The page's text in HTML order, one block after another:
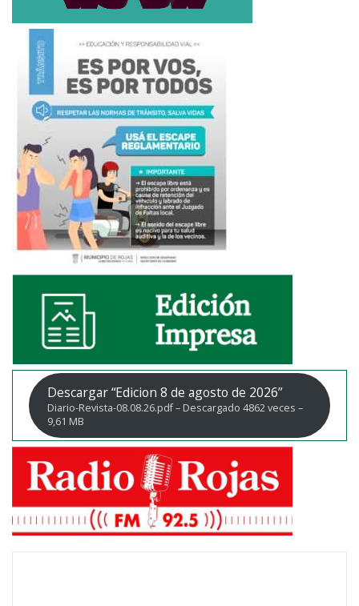
Descargar “Edicion 8 de agosto de 2026”
Diario-Revista-08.08.26.pdf – Descargado 4862 veces –
9,61 MB